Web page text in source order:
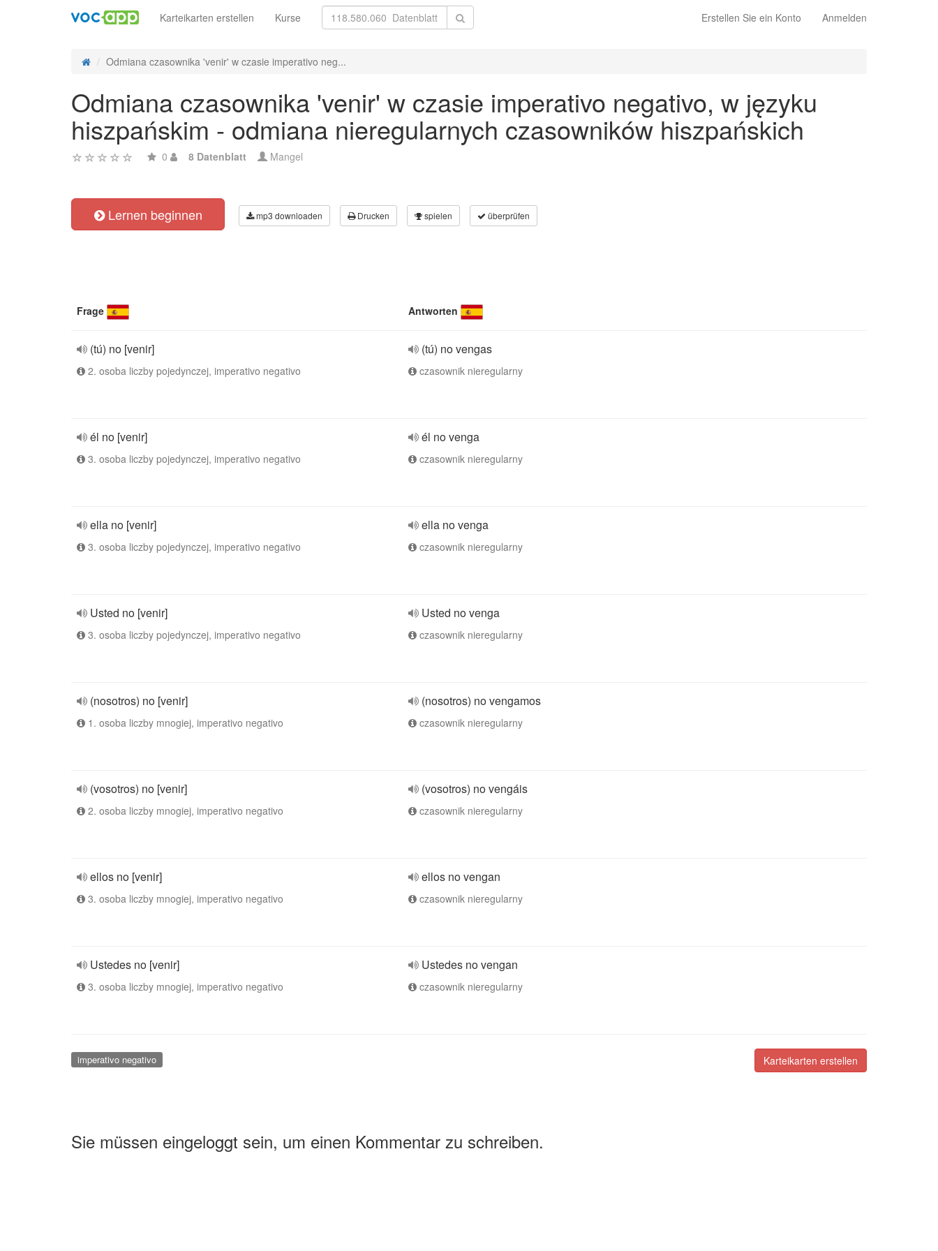
Erstellen Sie ein Konto Anmelden
Karteikarten erstellen Kurse
Odmiana czasownika 'venir' w czasie imperativo neg...
Odmiana czasownika 'venir' w czasie imperativo negativo, w języku
hiszpańskim - odmiana nieregularnych czasowników hiszpańskich
0 8 Datenblatt Mangel
Lernen beginnen mp3 downloaden Drucken spielen überprüfen
Frage Antworten
(tú) no [venir]
2. osoba liczby pojedynczej, imperativo negativo
(tú) no vengas
czasownik nieregularny
él no [venir]
3. osoba liczby pojedynczej, imperativo negativo
él no venga
czasownik nieregularny
ella no [venir]
3. osoba liczby pojedynczej, imperativo negativo
ella no venga
czasownik nieregularny
Usted no [venir]
3. osoba liczby pojedynczej, imperativo negativo
Usted no venga
czasownik nieregularny
(nosotros) no [venir]
1. osoba liczby mnogiej, imperativo negativo
(nosotros) no vengamos
czasownik nieregularny
(vosotros) no [venir]
2. osoba liczby mnogiej, imperativo negativo
(vosotros) no vengáis
czasownik nieregularny
ellos no [venir]
3. osoba liczby mnogiej, imperativo negativo
ellos no vengan
czasownik nieregularny
Ustedes no [venir]
3. osoba liczby mnogiej, imperativo negativo
Ustedes no vengan
czasownik nieregularny
Karteikarten erstellen
imperativo negativo
Sie müssen eingeloggt sein, um einen Kommentar zu schreiben.